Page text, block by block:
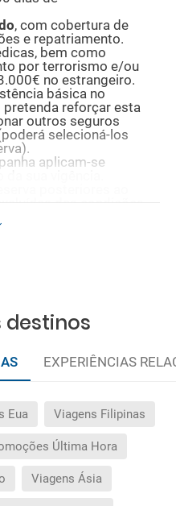
, com cobertura de
e repatriamento.
bem como
por terrorismo e/ou
no estrangeiro.
básica no
reforçar esta
outros seguros
selecioná-los
aplicam-se
destinos
EXPERIÊNCIAS
Eua Viagens Filipinas
Última Hora
Viagens Ásia